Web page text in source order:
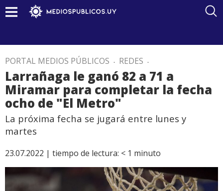
PORTAL MEDIOS PÚBLICOS . REDES .
Larrañaga le ganó 82 a 71 a
Miramar para completar la fecha
ocho de "El Metro"
La próxima fecha se jugará entre lunes y
martes
23.07.2022 | tiempo de lectura: < 1 minuto